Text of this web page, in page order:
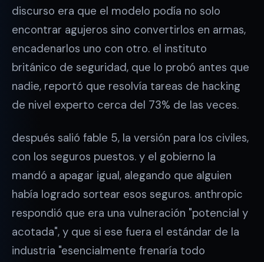
discurso era que el modelo podía no solo
encontrar agujeros sino convertirlos en armas,
encadenarlos uno con otro. el instituto
británico de seguridad, que lo probó antes que
nadie, reportó que resolvía tareas de hacking
de nivel experto cerca del 73% de las veces.
después salió fable 5, la versión para los civiles,
con los seguros puestos. y el gobierno la
mandó a apagar igual, alegando que alguien
había logrado sortear esos seguros. anthropic
respondió que era una vulneración "potencial y
acotada", y que si ese fuera el estándar de la
industria "esencialmente frenaría todo